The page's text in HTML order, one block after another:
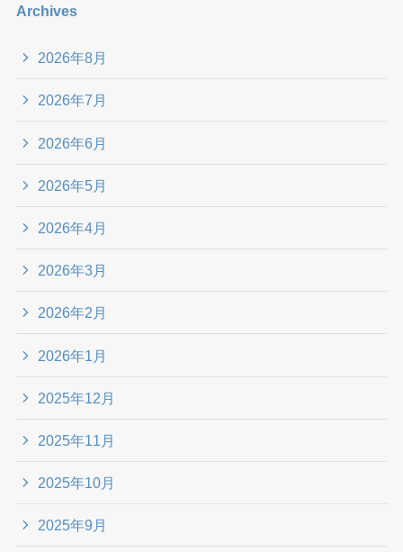
Archives
2026年8月
2026年7月
2026年6月
2026年5月
2026年4月
2026年3月
2026年2月
2026年1月
2025年12月
2025年11月
2025年10月
2025年9月